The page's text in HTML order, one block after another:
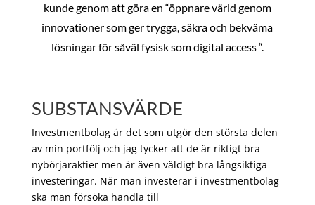
kunde genom att göra en “öppnare värld genom
innovationer som ger trygga, säkra och bekväma
lösningar för såväl fysisk som digital access “.
SUBSTANSVÄRDE
Investmentbolag är det som utgör den största delen
av min portfölj och jag tycker att de är riktigt bra
nybörjaraktier men är även väldigt bra långsiktiga
investeringar. När man investerar i investmentbolag
ska man försöka handla till